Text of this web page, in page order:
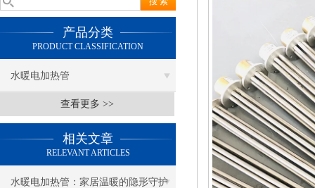
产品分类
PRODUCT CLASSIFICATION
水暖电加热管
查看更多 >>
相关文章
RELEVANT ARTICLES
水暖电加热管：家居温暖的隐形守护